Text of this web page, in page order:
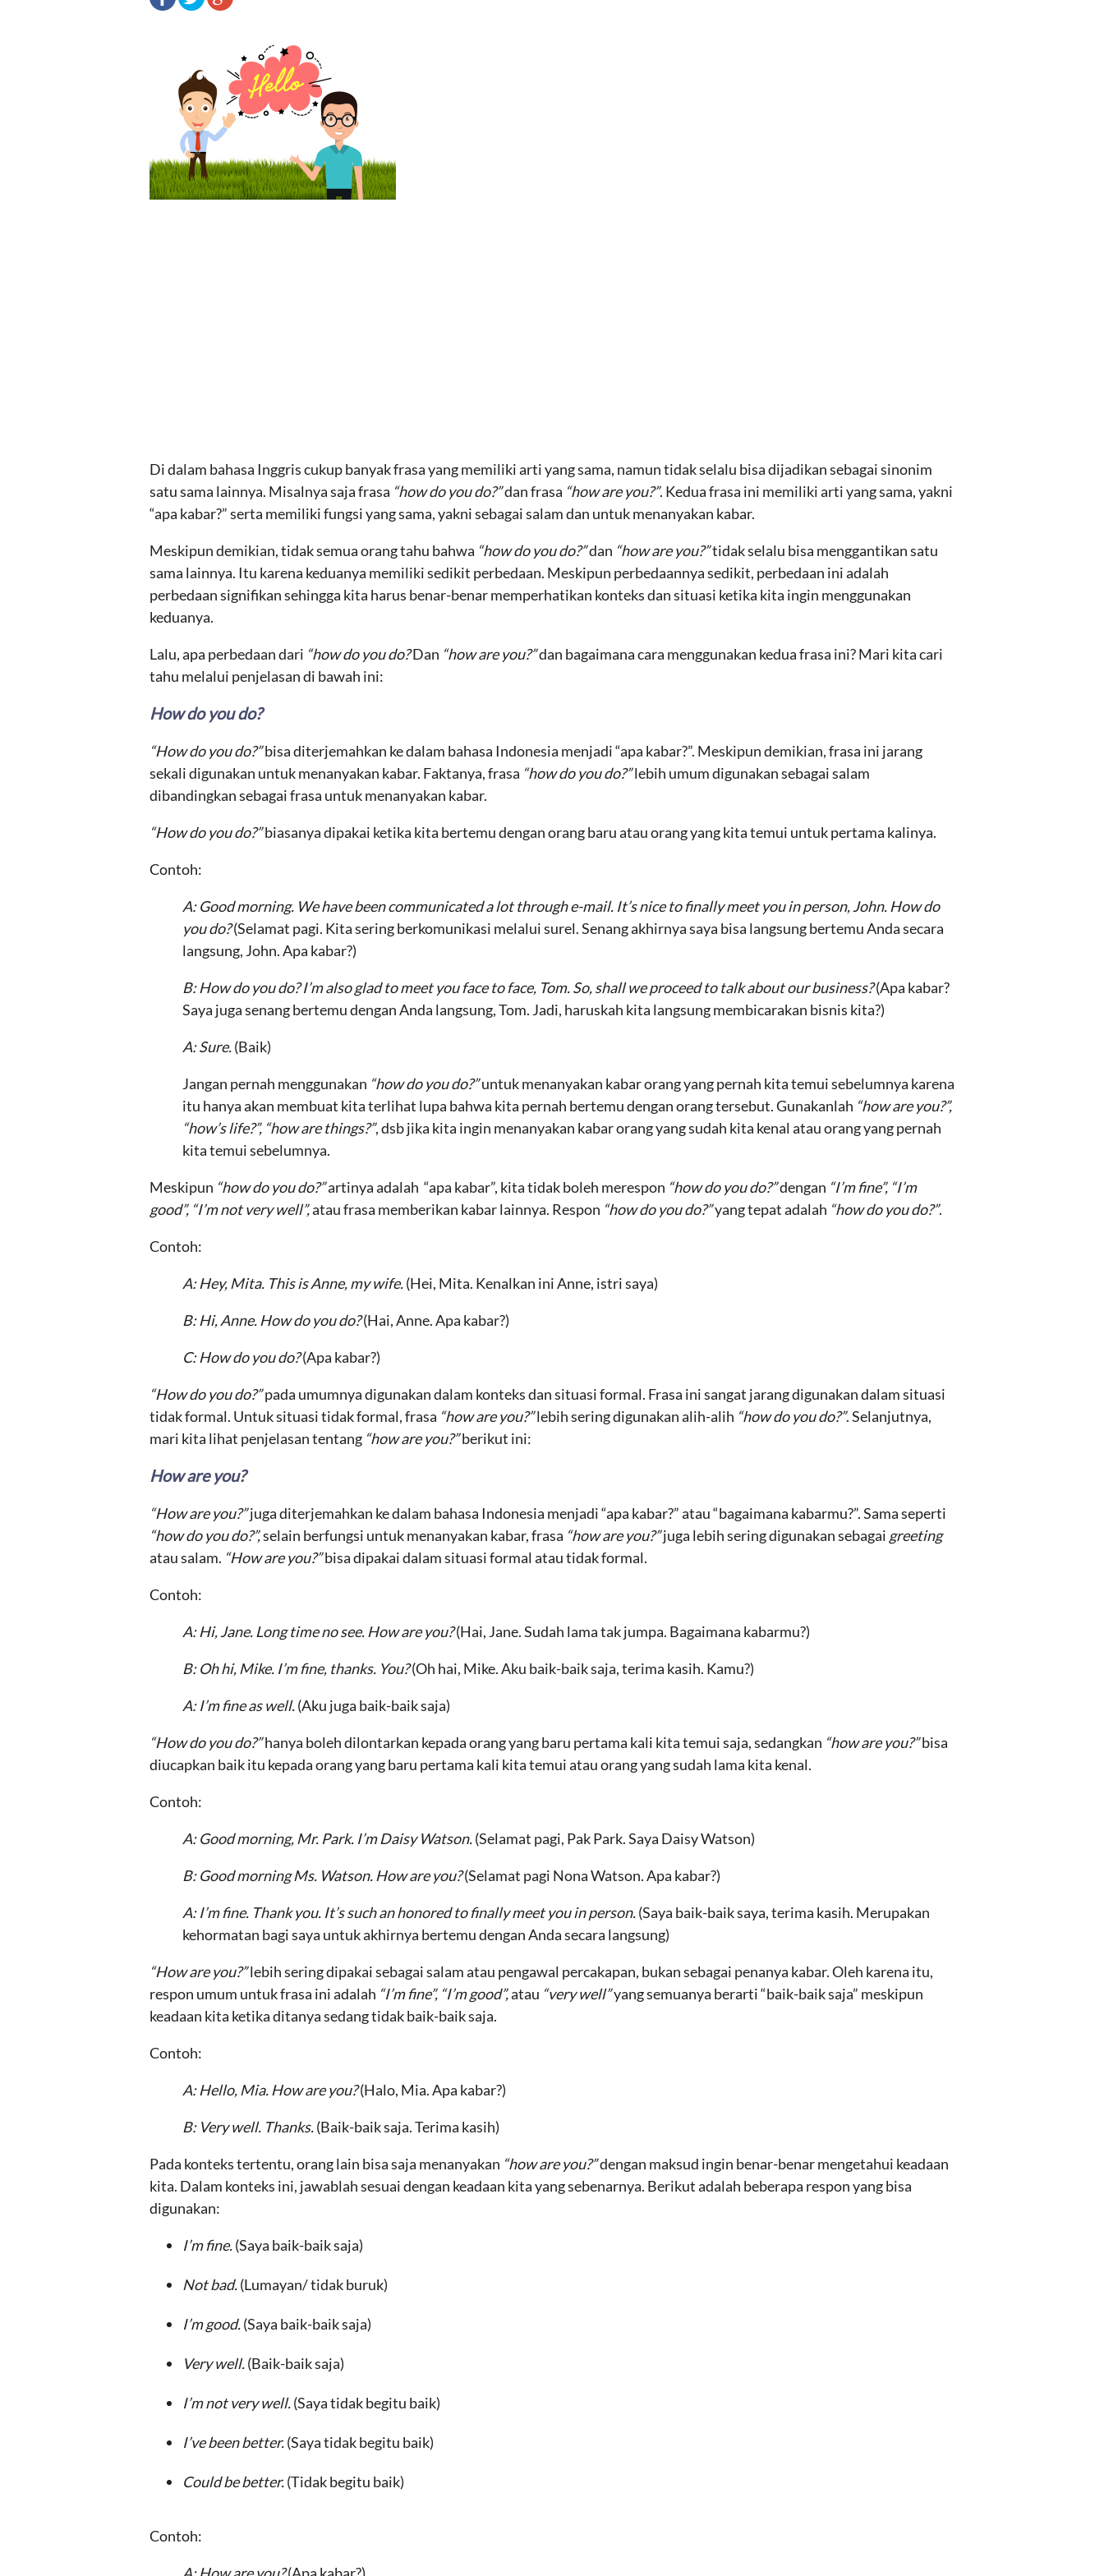
Di dalam bahasa Inggris cukup banyak frasa yang memiliki arti yang sama, namun tidak selalu bisa dijadikan sebagai sinonim
satu sama lainnya. Misalnya saja frasa “how do you do?”dan frasa “how are you?”. Kedua frasa ini memiliki arti yang sama, yakni
“apa kabar?” serta memiliki fungsi yang sama, yakni sebagai salam dan untuk menanyakan kabar.
Meskipun demikian, tidak semua orang tahu bahwa “how do you do?”dan “how are you?”tidak selalu bisa menggantikan satu
sama lainnya. Itu karena keduanya memiliki sedikit perbedaan. Meskipun perbedaannya sedikit, perbedaan ini adalah
perbedaan signifikan sehingga kita harus benar-benar memperhatikan konteks dan situasi ketika kita ingin menggunakan
keduanya.
Lalu, apa perbedaan dari “how do you do?Dan “how are you?”dan bagaimana cara menggunakan kedua frasa ini? Mari kita cari
tahu melalui penjelasan di bawah ini:
How do you do?
“How do you do?”bisa diterjemahkan ke dalam bahasa Indonesia menjadi “apa kabar?”. Meskipun demikian, frasa ini jarang
sekali digunakan untuk menanyakan kabar. Faktanya, frasa “how do you do?”lebih umum digunakan sebagai salam
dibandingkan sebagai frasa untuk menanyakan kabar.
“How do you do?”biasanya dipakai ketika kita bertemu dengan orang baru atau orang yang kita temui untuk pertama kalinya.
Contoh:
A: Good morning. We have been communicated a lot through e-mail. It’s nice to finally meet you in person, John. How do
you do?(Selamat pagi. Kita sering berkomunikasi melalui surel. Senang akhirnya saya bisa langsung bertemu Anda secara
langsung, John. Apa kabar?)
B: How do you do? I’m also glad to meet you face to face, Tom. So, shall we proceed to talk about our business?(Apa kabar?
Saya juga senang bertemu dengan Anda langsung, Tom. Jadi, haruskah kita langsung membicarakan bisnis kita?)
A: Sure.(Baik)
Jangan pernah menggunakan “how do you do?”untuk menanyakan kabar orang yang pernah kita temui sebelumnya karena
itu hanya akan membuat kita terlihat lupa bahwa kita pernah bertemu dengan orang tersebut. Gunakanlah “how are you?”,
“how’s life?”, “how are things?”, dsb jika kita ingin menanyakan kabar orang yang sudah kita kenal atau orang yang pernah
kita temui sebelumnya.
Meskipun “how do you do?”artinya adalah “apa kabar”, kita tidak boleh merespon “how do you do?”dengan “I’m fine”, “I’m
good”, “I’m not very well”,atau frasa memberikan kabar lainnya. Respon “how do you do?”yang tepat adalah “how do you do?”.
Contoh:
A: Hey, Mita. This is Anne, my wife.(Hei, Mita. Kenalkan ini Anne, istri saya)
B: Hi, Anne. How do you do?(Hai, Anne. Apa kabar?)
C: How do you do?(Apa kabar?)
“How do you do?”pada umumnya digunakan dalam konteks dan situasi formal. Frasa ini sangat jarang digunakan dalam situasi
tidak formal. Untuk situasi tidak formal, frasa “how are you?”lebih sering digunakan alih-alih “how do you do?”. Selanjutnya,
mari kita lihat penjelasan tentang “how are you?”berikut ini:
How are you?
“How are you?”juga diterjemahkan ke dalam bahasa Indonesia menjadi “apa kabar?” atau “bagaimana kabarmu?”. Sama seperti
“how do you do?”,selain berfungsi untuk menanyakan kabar, frasa “how are you?”juga lebih sering digunakan sebagai greeting
atau salam. “How are you?”bisa dipakai dalam situasi formal atau tidak formal.
Contoh:
A: Hi, Jane. Long time no see. How are you?(Hai, Jane. Sudah lama tak jumpa. Bagaimana kabarmu?)
B: Oh hi, Mike. I’m fine, thanks. You?(Oh hai, Mike. Aku baik-baik saja, terima kasih. Kamu?)
A: I’m fine as well.(Aku juga baik-baik saja)
“How do you do?”hanya boleh dilontarkan kepada orang yang baru pertama kali kita temui saja, sedangkan “how are you?”bisa
diucapkan baik itu kepada orang yang baru pertama kali kita temui atau orang yang sudah lama kita kenal.
Contoh:
A: Good morning, Mr. Park. I’m Daisy Watson.(Selamat pagi, Pak Park. Saya Daisy Watson)
B: Good morning Ms. Watson. How are you?(Selamat pagi Nona Watson. Apa kabar?)
A: I’m fine. Thank you. It’s such an honored to finally meet you in person.(Saya baik-baik saya, terima kasih. Merupakan
kehormatan bagi saya untuk akhirnya bertemu dengan Anda secara langsung)
“How are you?”lebih sering dipakai sebagai salam atau pengawal percakapan, bukan sebagai penanya kabar. Oleh karena itu,
respon umum untuk frasa ini adalah “I’m fine”, “I’m good”,atau “very well”yang semuanya berarti “baik-baik saja” meskipun
keadaan kita ketika ditanya sedang tidak baik-baik saja.
Contoh:
A: Hello, Mia. How are you?(Halo, Mia. Apa kabar?)
B: Very well. Thanks.(Baik-baik saja. Terima kasih)
Pada konteks tertentu, orang lain bisa saja menanyakan “how are you?”dengan maksud ingin benar-benar mengetahui keadaan
kita. Dalam konteks ini, jawablah sesuai dengan keadaan kita yang sebenarnya. Berikut adalah beberapa respon yang bisa
digunakan:
I’m fine.(Saya baik-baik saja)
Not bad.(Lumayan/ tidak buruk)
I’m good.(Saya baik-baik saja)
Very well.(Baik-baik saja)
I’m not very well.(Saya tidak begitu baik)
I’ve been better.(Saya tidak begitu baik)
Could be better.(Tidak begitu baik)
Contoh: